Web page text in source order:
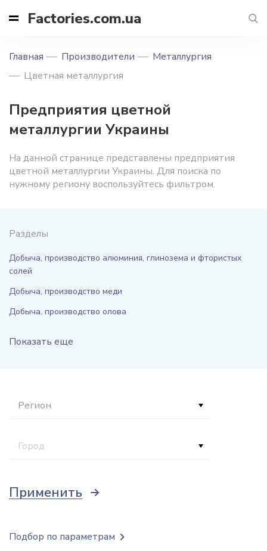
Factories.com.ua
Главная Производители
Металлургия
Цветная металлургия
Предприятия цветной
металлургии Украины
На данной странице представлены предприятия
цветной металлургии Украины. Для поиска по
нужному региону воспользуйтесь фильтром.
Разделы
Добыча, производство алюминия, глинозема и фтористых
солей
Добыча, производство меди
Добыча, производство олова
Показать еще
Регион
Город
Применить
Подбор по параметрам